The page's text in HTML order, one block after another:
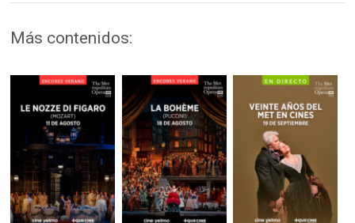
Más contenidos: